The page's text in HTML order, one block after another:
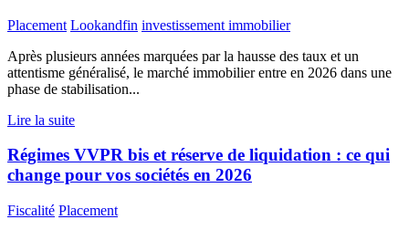
Placement Lookandfin investissement immobilier
Après plusieurs années marquées par la hausse des taux et un
attentisme généralisé, le marché immobilier entre en 2026 dans une
phase de stabilisation...
Lire la suite
Régimes VVPR bis et réserve de liquidation : ce qui
change pour vos sociétés en 2026
Fiscalité Placement